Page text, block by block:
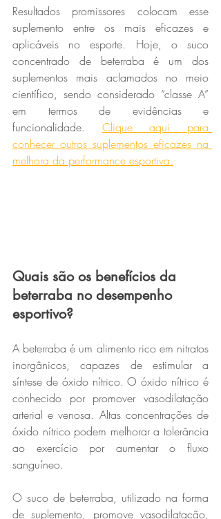
Resultados promissores colocam esse
suplemento entre os mais eficazes e
aplicáveis no esporte. Hoje, o suco
concentrado de beterraba é um dos
suplementos mais aclamados no meio
científico, sendo considerado “classe A”
em termos de evidências e
funcionalidade. Clique aqui para
conhecer outros suplementos eficazes na
melhora da performance esportiva.
Quais são os benefícios da
beterraba no desempenho
esportivo?
A beterraba é um alimento rico em nitratos
inorgânicos, capazes de estimular a
síntese de óxido nítrico. O óxido nítrico é
conhecido por promover vasodilatação
arterial e venosa. Altas concentrações de
óxido nítrico podem melhorar a tolerância
ao exercício por aumentar o fluxo
sanguíneo.
O suco de beterraba, utilizado na forma
de suplemento, promove vasodilatação,